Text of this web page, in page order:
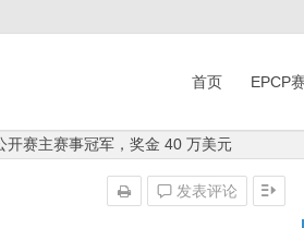
首页 EPCP
开赛主赛事冠军，奖金 40 万美元
发表评论